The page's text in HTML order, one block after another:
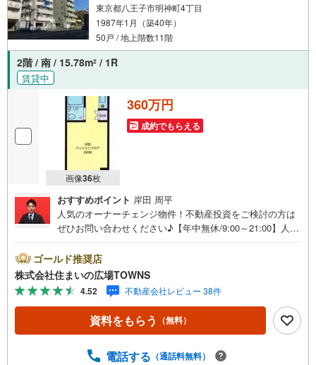
東京都八王子市明神町4丁目
1987年1月（築40年）
50戸 / 地上階数11階
2階 / 南 / 15.78m2 / 1R
賃貸中
画像36枚
360万円
成約でもらえる
おすすめポイント 岸田 周平
人気のオーナーチェンジ物件！不動産投資をご検討の方は
ぜひお問い合わせください♪【年中無休/9:00～21:00】人気
下さい。「室内・現地を見学する」ボタンよりご予約頂く
とご見学がスムーズです。■その他、各種ご相談も承ってお
ります。○住宅ローンのご相談○ライフプランのシミュレー
ション■住まいの広場TOWNSからお客様へ経験豊富なスタ
ッフが親身になってお客様に合った物件をご紹介させて頂
きます！ /他社様掲載物件も併せてご紹介可能ですのでお気
でのお越しも大歓迎です！
ゴールド推奨店
株式会社住まいの広場TOWNS
4.52 不動産会社レビュー 38件
資料をもらう （無料）
電話する （通話料無料）